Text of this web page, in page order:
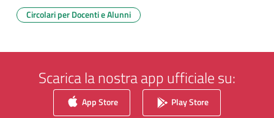
Circolari per Docenti e Alunni
Scarica la nostra app ufficiale su:
App Store Play Store